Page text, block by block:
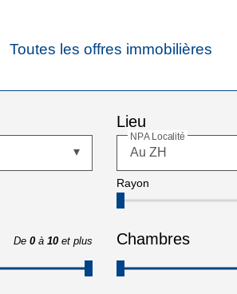
Toutes les offres immobilières
Lieu
NPA Localité
Rayon
De 0 à 10 et plus Chambres